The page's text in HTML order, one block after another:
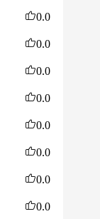
0.0
0.0
0.0
0.0
0.0
0.0
0.0
0.0